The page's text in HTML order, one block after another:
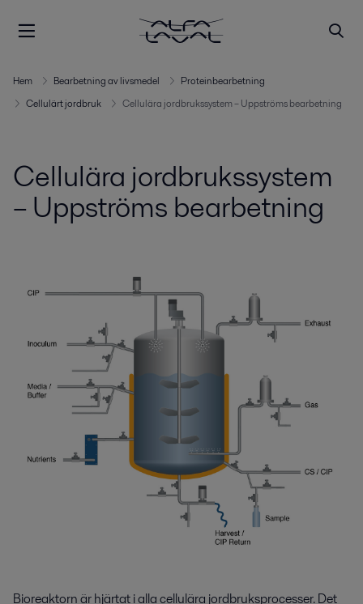
Hem Bearbetning av livsmedel
Proteinbearbetning
Cellulärt jordbruk
Cellulära jordbrukssystem – Uppströms bearbetning
Cellulära jordbrukssystem
– Uppströms bearbetning
Bioreaktorn är hjärtat i alla cellulära jordbruksprocesser. Det